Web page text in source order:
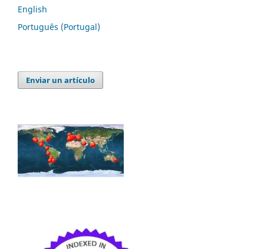
English
Português (Portugal)
Enviar un artículo